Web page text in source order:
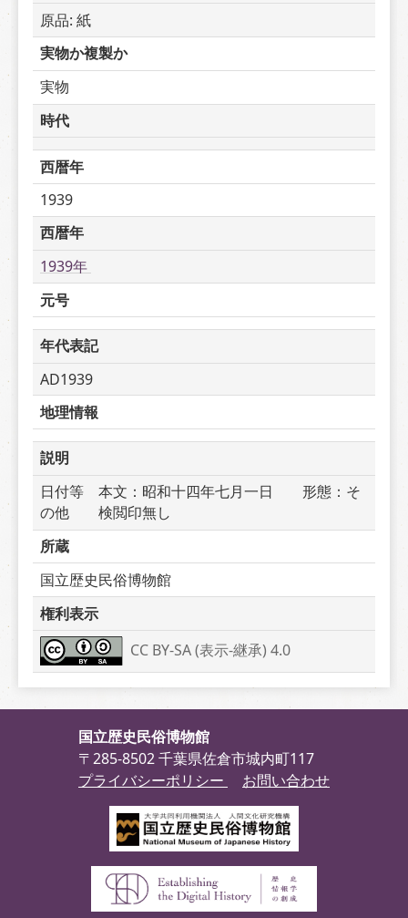
原品: 紙
実物か複製か
実物
時代
西暦年
1939
西暦年
1939年
元号
年代表記
AD1939
地理情報
説明
日付等　本文：昭和十四年七月一日　　形態：そ
の他　　検閲印無し
所蔵
国立歴史民俗博物館
権利表示
CC BY-SA (表示-継承) 4.0
国立歴史民俗博物館
〒285-8502 千葉県佐倉市城内町117
プライバシーポリシー
お問い合わせ